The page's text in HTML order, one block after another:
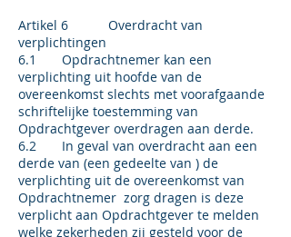
Artikel 6 Overdracht van
verplichtingen
6.1 Opdrachtnemer kan een
verplichting uit hoofde van de
overeenkomst slechts met voorafgaande
schriftelijke toestemming van
Opdrachtgever overdragen aan derde.
6.2 In geval van overdracht aan een
derde van (een gedeelte van ) de
verplichting uit de overeenkomst van
Opdrachtnemer zorg dragen is deze
verplicht aan Opdrachtgever te melden
welke zekerheden zij gesteld voor de